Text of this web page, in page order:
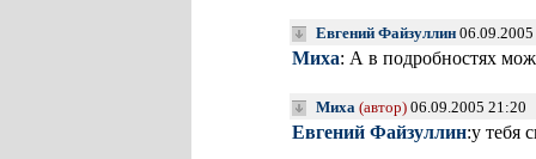
Евгений Файзуллин
Миха: А в подробностях
Миха (автор) 06.09.2005 21:20
Евгений Файзуллин:у тебя